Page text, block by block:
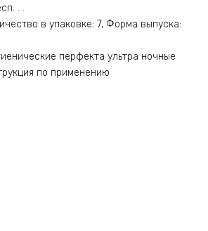
. .
в упаковке: 7, Форма выпуска:
перфекта ультра ночные
по применению